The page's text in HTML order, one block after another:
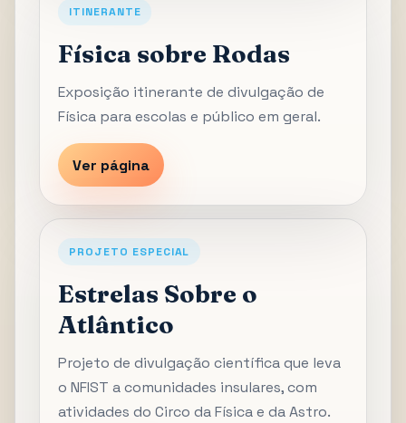
ITINERANTE
Física sobre Rodas
Exposição itinerante de divulgação de
Física para escolas e público em geral.
Ver página
PROJETO ESPECIAL
Estrelas Sobre o
Atlântico
Projeto de divulgação científica que leva
o NFIST a comunidades insulares, com
atividades do Circo da Física e da Astro.